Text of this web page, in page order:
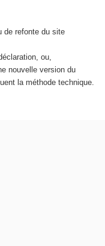
de refonte du site
ou,
nouvelle version du
la méthode technique.